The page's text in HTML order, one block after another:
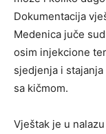
Dokumentacija
Medenica juče
osim injekcione
sjedjenja i
sa kičmom.
Vještak je u